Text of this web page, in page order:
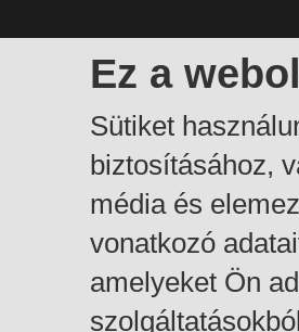
Ez a
Sütiket
biztosításához,
média és
vonatkozó
amelyeket Ön